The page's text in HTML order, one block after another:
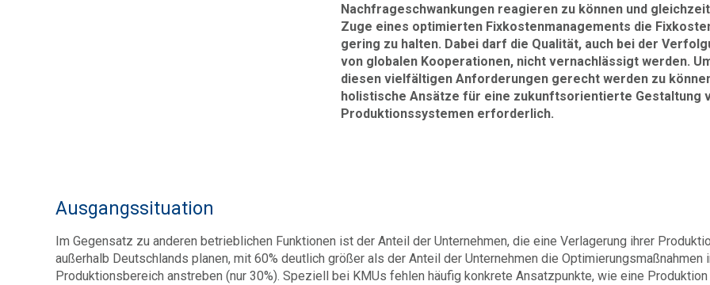
Nachfrageschwankungen reagieren zu können und
Zuge eines optimierten Fixkostenmanagements die
gering zu halten. Dabei darf die Qualität, auch bei der
von globalen Kooperationen, nicht vernachlässigt werden.
diesen vielfältigen Anforderungen gerecht werden zu
holistische Ansätze für eine zukunftsorientierte Gestaltung
Produktionssystemen erforderlich.
Ausgangssituation
Im Gegensatz zu anderen betrieblichen Funktionen ist der Anteil der Unternehmen, die eine Verlagerung ihrer
außerhalb Deutschlands planen, mit 60% deutlich größer als der Anteil der Unternehmen die Optimierungsmaßnahmen
Produktionsbereich anstreben (nur 30%). Speziell bei KMUs fehlen häufig konkrete Ansatzpunkte, wie eine Produktion